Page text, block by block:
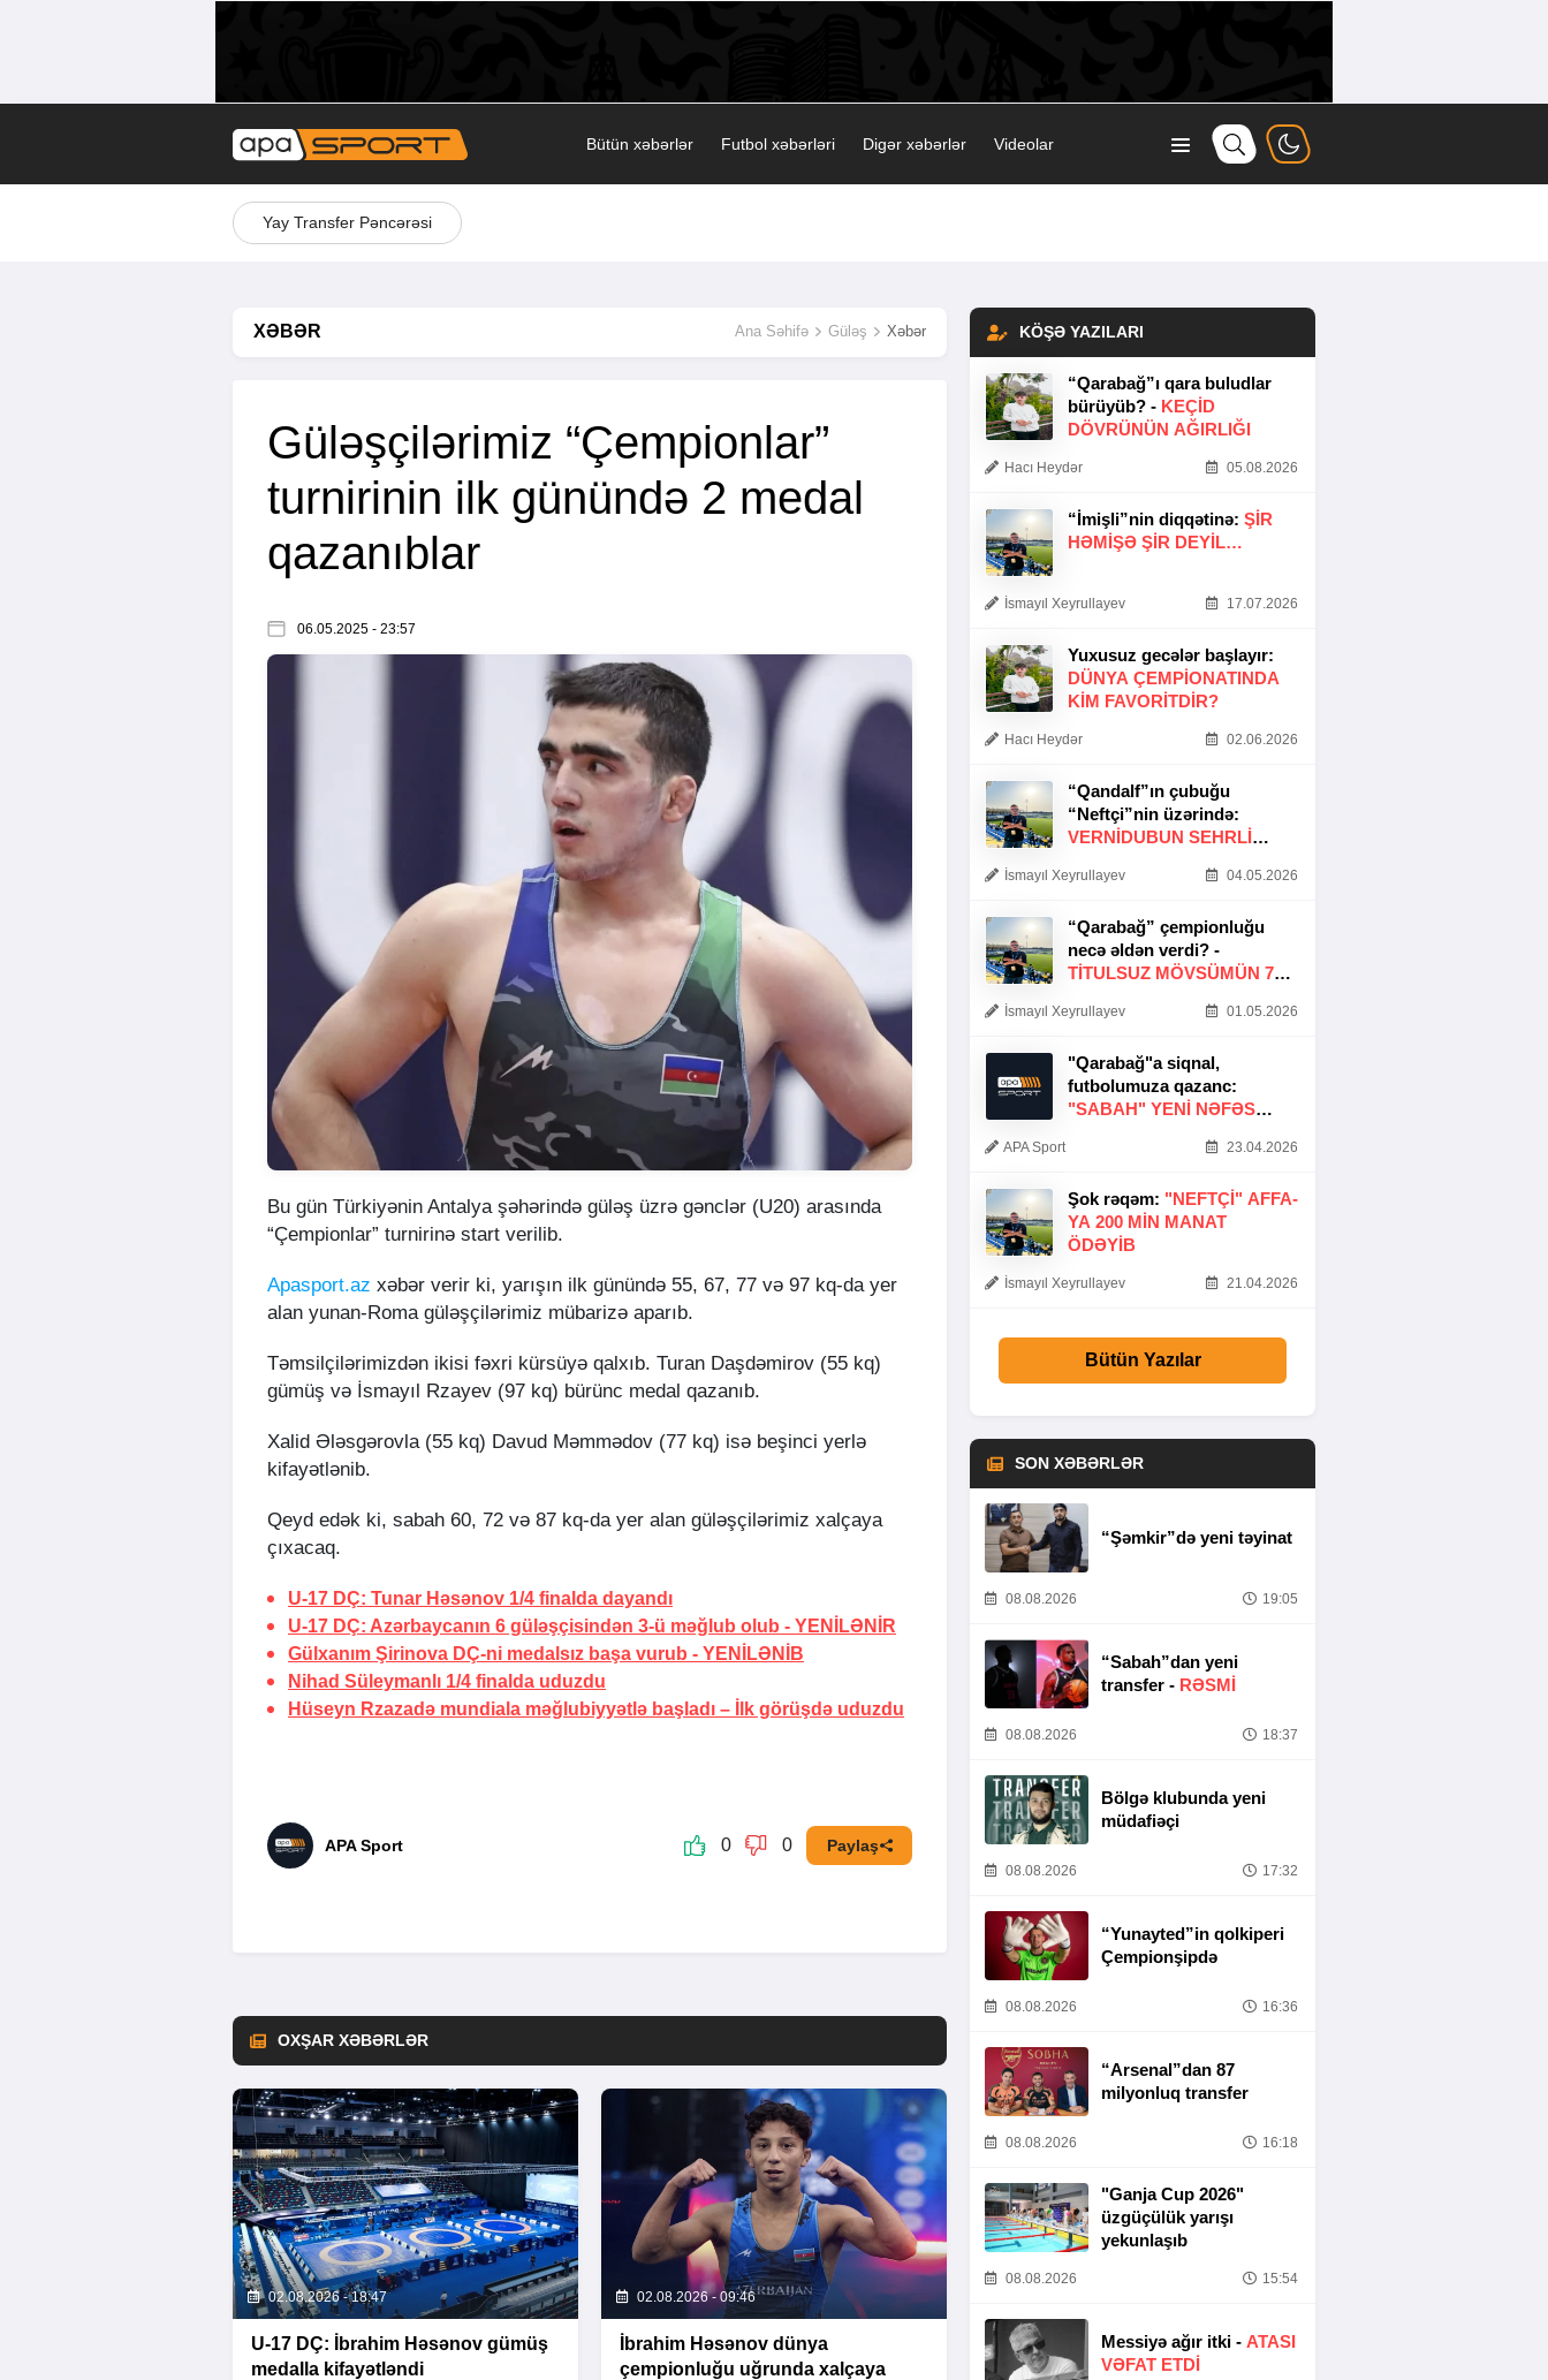
Bütün xəbərlər Futbol xəbərləri Digər xəbərlər Videolar
Yay Transfer Pəncərəsi
XƏBƏR Ana Səhifə Güləş Xəbər
Güləşçilərimiz “Çempionlar”
turnirinin ilk günündə 2 medal
qazanıblar
06.05.2025 - 23:57
Bu gün Türkiyənin Antalya şəhərində güləş üzrə gənclər (U20) arasında
“Çempionlar” turnirinə start verilib.
Apasport.az xəbər verir ki, yarışın ilk günündə 55, 67, 77 və 97 kq-da yer
alan yunan-Roma güləşçilərimiz mübarizə aparıb.
Təmsilçilərimizdən ikisi fəxri kürsüyə qalxıb. Turan Daşdəmirov (55 kq)
gümüş və İsmayıl Rzayev (97 kq) bürünc medal qazanıb.
Xalid Ələsgərovla (55 kq) Davud Məmmədov (77 kq) isə beşinci yerlə
kifayətlənib.
Qeyd edək ki, sabah 60, 72 və 87 kq-da yer alan güləşçilərimiz xalçaya
çıxacaq.
U-17 DÇ: Tunar Həsənov 1/4 finalda dayandı
U-17 DÇ: Azərbaycanın 6 güləşçisindən 3-ü məğlub olub - YENİLƏNİR
Gülxanım Şirinova DÇ-ni medalsız başa vurub - YENİLƏNİB
Nihad Süleymanlı 1/4 finalda uduzdu
Hüseyn Rzazadə mundiala məğlubiyyətlə başladı –
İlk görüşdə uduzdu
APA Sport 0 0 Paylaş
OXŞAR XƏBƏRLƏR
02.08.2026 - 18:47
U-17 DÇ: İbrahim Həsənov gümüş
medalla kifayətləndi
02.08.2026 - 09:46
İbrahim Həsənov dünya
çempionluğu uğrunda xalçaya
KÖŞƏ YAZILARI
“Qarabağ”ı qara buludlar
bürüyüb? - KEÇID
DÖVRÜNÜN AĞIRLIĞI
Hacı Heydər 05.08.2026
“İmişli”nin diqqətinə: ŞIR
HƏMIŞƏ ŞIR DEYIL…
İsmayıl Xeyrullayev 17.07.2026
Yuxusuz gecələr başlayır:
DÜNYA ÇEMPIONATINDA
KIM FAVORITDIR?
Hacı Heydər 02.06.2026
“Qandalf”ın çubuğu
“Neftçi”nin üzərində:
VERNİDUBUN SEHRLİ
İsmayıl Xeyrullayev 04.05.2026
“Qarabağ” çempionluğu
necə əldən verdi? -
TITULSUZ MÖVSÜMÜN 7
İsmayıl Xeyrullayev 01.05.2026
"Qarabağ"a siqnal,
futbolumuza qazanc:
"SABAH" YENI NƏFƏS
APA Sport 23.04.2026
Şok rəqəm: "NEFTÇI" AFFA-
YA 200 MIN MANAT
ÖDƏYIB
İsmayıl Xeyrullayev 21.04.2026
Bütün Yazılar
SON XƏBƏRLƏR
“Şəmkir”də yeni təyinat
08.08.2026 19:05
“Sabah”dan yeni
transfer - RƏSMİ
08.08.2026 18:37
Bölgə klubunda yeni
müdafiəçi
08.08.2026 17:32
“Yunayted”in qolkiperi
Çempionşipdə
08.08.2026 16:36
“Arsenal”dan 87
milyonluq transfer
08.08.2026 16:18
"Ganja Cup 2026"
üzgüçülük yarışı
yekunlaşıb
08.08.2026 15:54
Messiyə ağır itki - ATASI
VƏFAT ETDI